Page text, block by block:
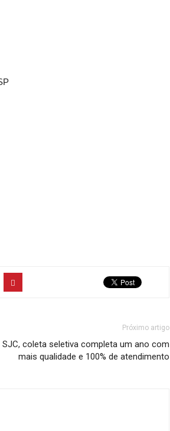
Próximo artigo
SJC, coleta seletiva completa um ano com
mais qualidade e 100% de atendimento